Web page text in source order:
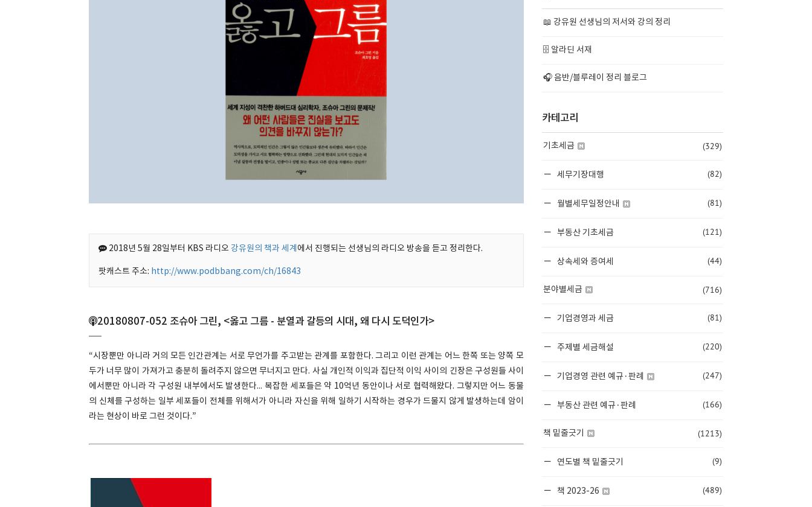
2018년 5월 28일부터 KBS 라디오강유원의 책과 세계 에서 진행되는 선생님의 라디오 방송을 듣고 정리한다.
팟캐스트 주소: http://www.podbbang.com/ch/16843
20180807-052 조슈아 그린, <옳고 그름 - 분열과 갈등의 시대, 왜 다시 도덕인가>
“시장뿐만 아니라 거의 모든 인간관계는 서로 무언가를 주고받는 관계를 포함한다. 그리고 이런 관계는 어느 한쪽 또는 양쪽 모
두가 너무 많이 가져가고 충분히 돌려주지 않으면 무너지고 만다. 사실 개인적 이익과 집단적 이익 사이의 긴장은 구성원들 사이
에서뿐만 아니라 각 구성원 내부에서도 발생한다... 복잡한 세포들은 약 10억년 동안이나 서로 협력해왔다. 그렇지만 어느 동물
의 신체를 구성하는 일부 세포들이 전체를 위해서가 아니라 자신을 위해 일하기 시작하는 경우가 드물지 않게 발생하는데 암이
라는 현상이 바로 그런 것이다.”
📖 강유원 선생님의 저서와 강의 정리
🗄️ 알라딘 서재
🎧 음반/블루레이 정리 블로그
카테고리
기초세금 (329)
세무기장대행 (82)
월별세무일정안내 (81)
부동산 기초세금 (121)
상속세와 증여세 (44)
분야별세금 (716)
기업경영과 세금 (81)
주제별 세금해설 (220)
기업경영 관련 예규·판례 (247)
부동산 관련 예규·판례 (166)
책 밑줄긋기 (1213)
연도별 책 밑줄긋기 (9)
책 2023-26 (489)